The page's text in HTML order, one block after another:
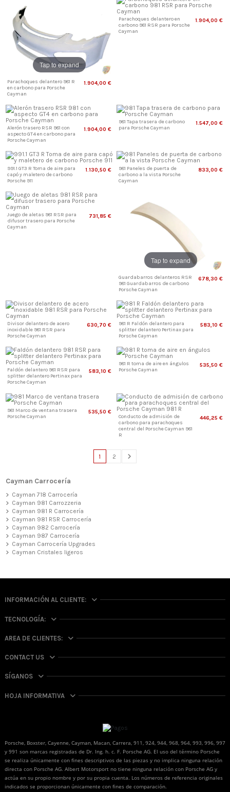
Tap to expand
Parachoques delantero 981 R
en carbono para Porsche
Cayman
1.904,00 €
Parachoques delantero en
carbono 981 RSR para Porsche
Cayman
1.904,00 €
Alerón trasero RSR 981 con
aspecto GT4 en carbono para
Porsche Cayman
1.904,00 €
981 Tapa trasera de carbono
para Porsche Cayman
1.547,00 €
991.1 GT3 R Toma de aire para
capó y maletero de carbono
Porsche 911
1.130,50 €
981 Paneles de puerta de
carbono a la vista Porsche
Cayman
833,00 €
Juego de aletas 981 RSR para
difusor trasero para Porsche
Cayman
731,85 €
Tap to expand
Guardabarros delanteros RSR
981 Guardabarros de carbono
Porsche Cayman
678,30 €
Divisor delantero de acero
inoxidable 981 RSR para
Porsche Cayman
630,70 €
981 R Faldón delantero para
splitter delantero Pertinax para
Porsche Cayman
583,10 €
Faldón delantero 981 RSR para
splitter delantero Pertinax para
Porsche Cayman
583,10 €
981 R toma de aire en ángulos
Porsche Cayman
535,50 €
981 Marco de ventana trasera
Porsche Cayman
535,50 €
Conducto de admisión de
carbono para parachoques
central del Porsche Cayman 981
R
446,25 €
1 2
Cayman Carrocería
Cayman 718 Carrocería
Cayman 981 Carrozzeria
Cayman 981 R Carrocería
Cayman 981 RSR Carrocería
Cayman 982 Carrocería
Cayman 987 Carrocería
Cayman Carrocería Upgrades
Cayman Cristales ligeros
INFORMACIÓN AL CLIENTE:
TECNOLOGÍA:
AREA DE CLIENTES:
CONTACT US
SÍGANOS
HOJA INFORMATIVA
Porsche, Boxster, Cayenne, Cayman, Macan, Carrera, 911, 924, 944, 968, 964, 993, 996, 997
y 991 son marcas registradas de Dr. Ing. h. c. F. Porsche AG. El uso del término Porsche
se realiza únicamente con fines descriptivos de las piezas y no implica ninguna relación
directa con Porsche AG. Albert Motorsport no tiene ninguna relación con Porsche AG y
actúa en su propio nombre y por su propia cuenta. Los números de referencia originales
indicados se proporcionan únicamente con fines de comparación.